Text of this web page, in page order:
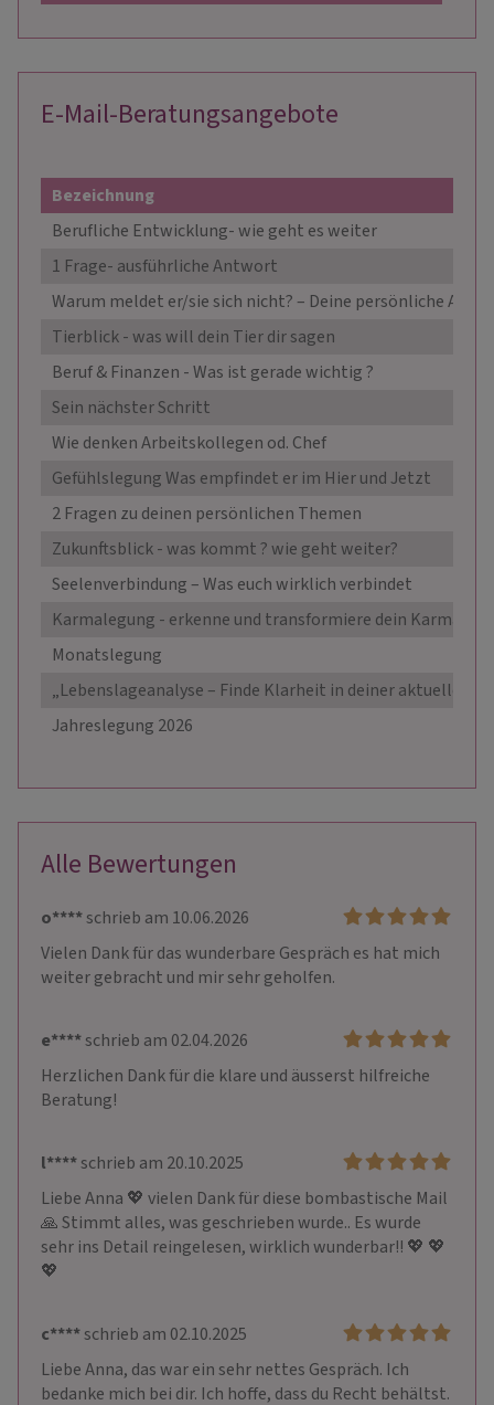
E-Mail-Beratungsangebote
Bezeichnung
Berufliche Entwicklung- wie geht es weiter
1 Frage- ausführliche Antwort
Warum meldet er/sie sich nicht? – Deine persönliche
Tierblick - was will dein Tier dir sagen
Beruf & Finanzen - Was ist gerade wichtig ?
Sein nächster Schritt
Wie denken Arbeitskollegen od. Chef
Gefühlslegung Was empfindet er im Hier und Jetzt
2 Fragen zu deinen persönlichen Themen
Zukunftsblick - was kommt ? wie geht weiter?
Seelenverbindung – Was euch wirklich verbindet
Karmalegung - erkenne und transformiere dein Karma
Monatslegung
„Lebenslageanalyse – Finde Klarheit in deiner aktuellen
Jahreslegung 2026
Alle Bewertungen
o****schrieb am 10.06.2026
Vielen Dank für das wunderbare Gespräch es hat mich
weiter gebracht und mir sehr geholfen.
e****schrieb am 02.04.2026
Herzlichen Dank für die klare und äusserst hilfreiche
Beratung!
l****schrieb am 20.10.2025
Liebe Anna 💖 vielen Dank für diese bombastische Mail
🙏 Stimmt alles, was geschrieben wurde.. Es wurde
sehr ins Detail reingelesen, wirklich wunderbar!! 💖 💖
💖
c****schrieb am 02.10.2025
Liebe Anna, das war ein sehr nettes Gespräch. Ich
bedanke mich bei dir. Ich hoffe, dass du Recht behältst.